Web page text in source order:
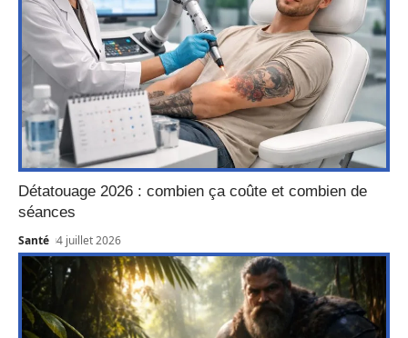
Détatouage 2026 : combien ça coûte et combien de
séances
Santé 4 juillet 2026